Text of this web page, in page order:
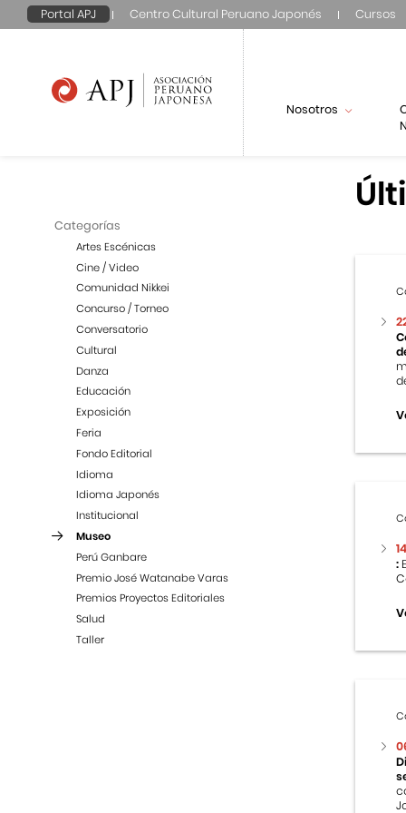
Portal APJ Centro Cultural Peruano Japonés Cursos
Nosotros
Categorías
Artes Escénicas
Cine / Video
Comunidad Nikkei
Concurso / Torneo
Conversatorio
Cultural
Danza
Educación
Exposición
Feria
Fondo Editorial
Idioma
Idioma Japonés
Institucional
Museo
Perú Ganbare
Premio José Watanabe Varas
Premios Proyectos Editoriales
Salud
Taller
: